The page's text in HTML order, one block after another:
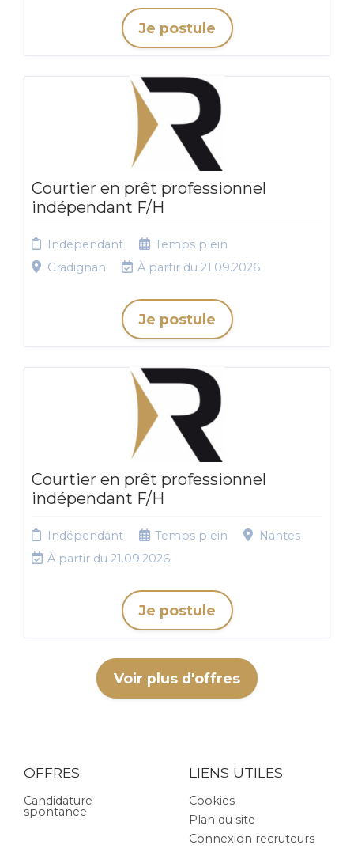
Je postule
Courtier en prêt professionnel
indépendant F/H
Indépendant
Temps plein
Gradignan
À partir du 21.09.2026
Je postule
Courtier en prêt professionnel
indépendant F/H
Indépendant Temps plein
Nantes
À partir du 21.09.2026
Je postule
Voir plus d'offres
OFFRES
Candidature
spontanée
LIENS UTILES
Cookies
Plan du site
Connexion recruteurs